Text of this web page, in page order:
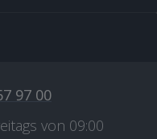
97 00
von 09:00